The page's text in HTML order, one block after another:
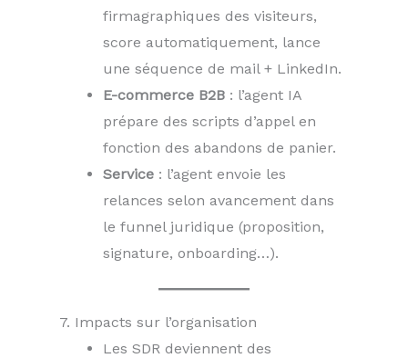
firmagraphiques des visiteurs,
score automatiquement, lance
une séquence de mail + LinkedIn.
E-commerce B2B : l’agent IA
prépare des scripts d’appel en
fonction des abandons de panier.
Service : l’agent envoie les
relances selon avancement dans
le funnel juridique (proposition,
signature, onboarding…).
7. Impacts sur l’organisation
Les SDR deviennent des